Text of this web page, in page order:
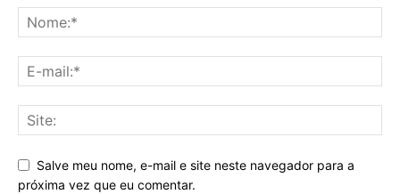
Salve meu nome, e-mail e site neste navegador para a
próxima vez que eu comentar.